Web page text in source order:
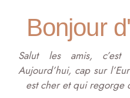
Bonjour
Salut les amis,
Aujourd’hui, cap sur
est cher et qui regorge